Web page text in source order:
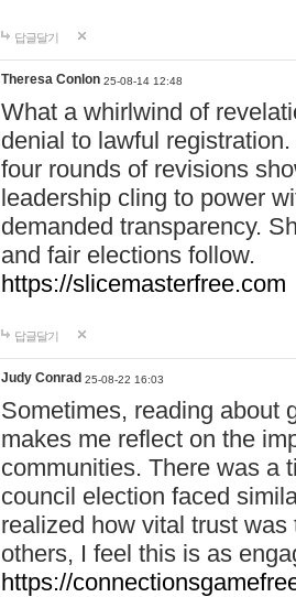
답글달기
Theresa Conlon 25-08-14 12:48
What a whirlwind of
denial to lawful
four rounds of revisions
leadership cling to power
demanded transparency.
and fair elections follow.
https://slicemasterfree.com
답글달기
Judy Conrad 25-08-22 16:03
Sometimes, reading about
makes me reflect on the
communities. There was a
council election faced
realized how vital trust
others, I feel this is as
https://